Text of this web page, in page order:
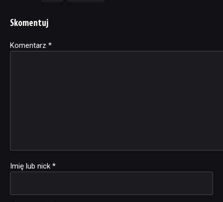
Skomentuj
Komentarz *
Imię lub nick *
Alternative: